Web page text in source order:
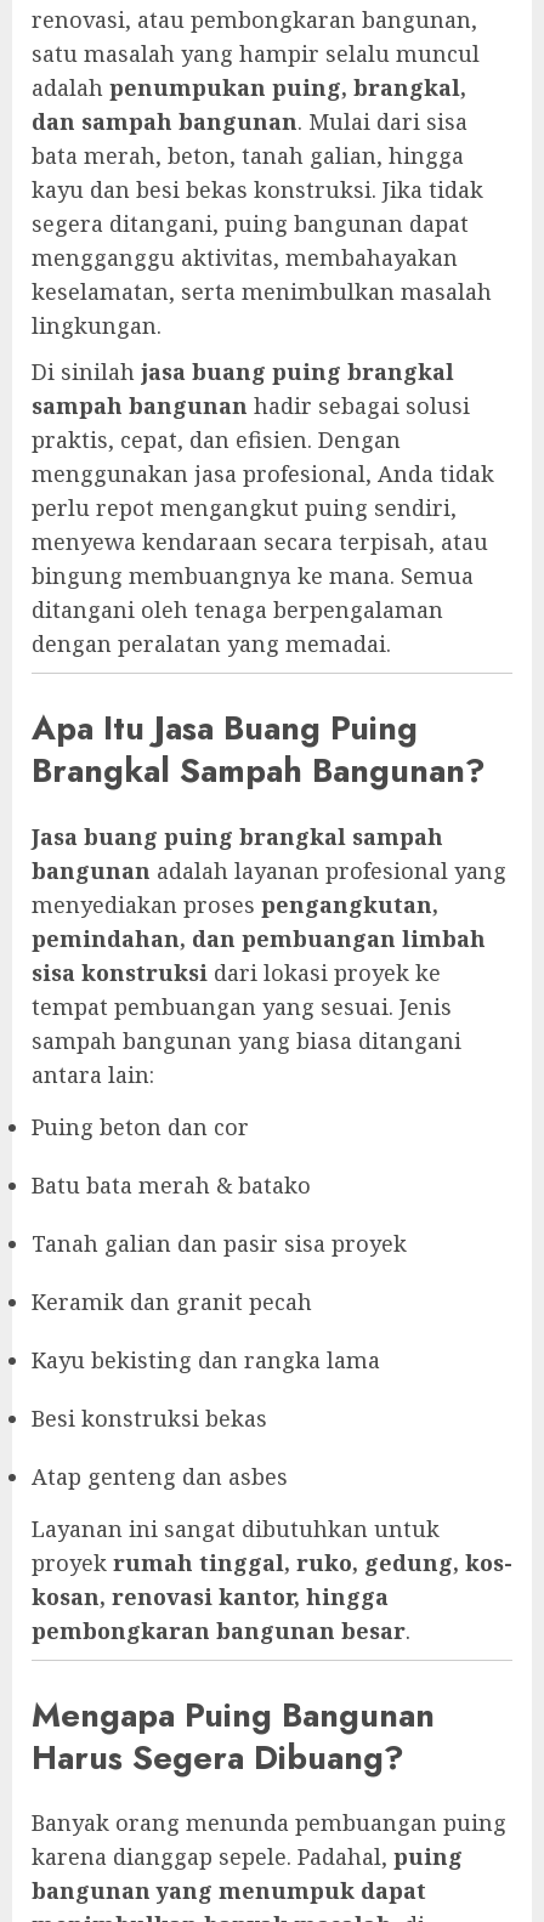
renovasi, atau pembongkaran bangunan,
satu masalah yang hampir selalu muncul
adalah penumpukan puing, brangkal,
dan sampah bangunan. Mulai dari sisa
bata merah, beton, tanah galian, hingga
kayu dan besi bekas konstruksi. Jika tidak
segera ditangani, puing bangunan dapat
mengganggu aktivitas, membahayakan
keselamatan, serta menimbulkan masalah
lingkungan.
Di sinilah jasa buang puing brangkal
sampah bangunan hadir sebagai solusi
praktis, cepat, dan efisien. Dengan
menggunakan jasa profesional, Anda tidak
perlu repot mengangkut puing sendiri,
menyewa kendaraan secara terpisah, atau
bingung membuangnya ke mana. Semua
ditangani oleh tenaga berpengalaman
dengan peralatan yang memadai.
Apa Itu Jasa Buang Puing
Brangkal Sampah Bangunan?
Jasa buang puing brangkal sampah
bangunan adalah layanan profesional yang
menyediakan proses pengangkutan,
pemindahan, dan pembuangan limbah
sisa konstruksi dari lokasi proyek ke
tempat pembuangan yang sesuai. Jenis
sampah bangunan yang biasa ditangani
antara lain:
Puing beton dan cor
Batu bata merah & batako
Tanah galian dan pasir sisa proyek
Keramik dan granit pecah
Kayu bekisting dan rangka lama
Besi konstruksi bekas
Atap genteng dan asbes
Layanan ini sangat dibutuhkan untuk
proyek rumah tinggal, ruko, gedung, kos-
kosan, renovasi kantor, hingga
pembongkaran bangunan besar.
Mengapa Puing Bangunan
Harus Segera Dibuang?
Banyak orang menunda pembuangan puing
karena dianggap sepele. Padahal, puing
bangunan yang menumpuk dapat